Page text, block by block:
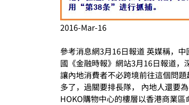
2016-Mar-16
參考消息網3月16日報道 英媒稱，
國《金融時報》網站3月16日報道
讓內地消費者不必跨境前往這個問
多了，過關要排長隊， 內地人還要
HOKO購物中心的樓層以香港商業